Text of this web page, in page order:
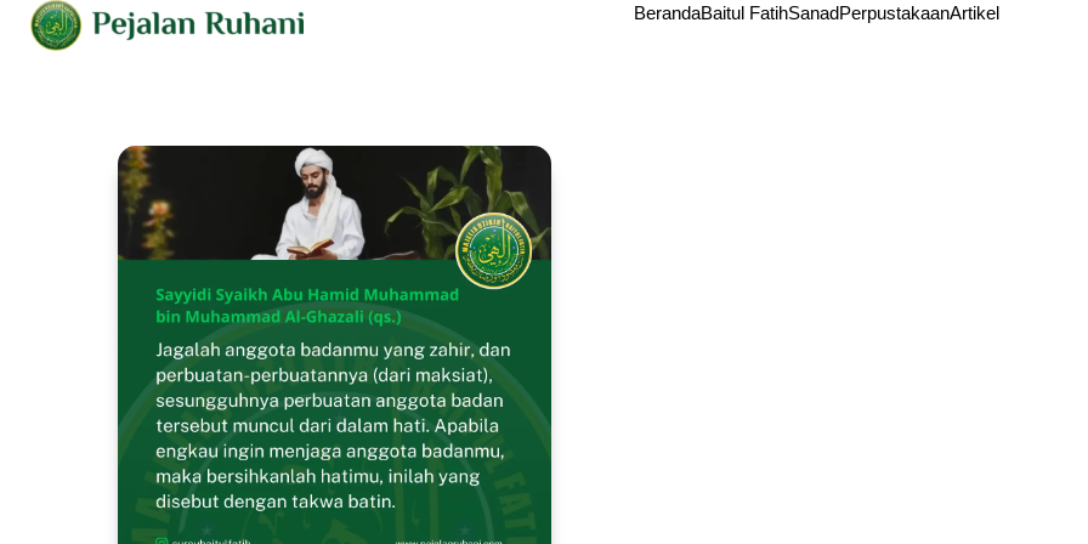
BerandaBaitul FatihSanadPerpustakaanArtikel